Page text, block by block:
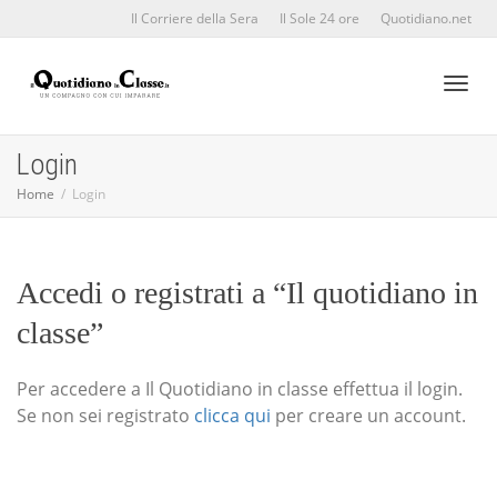
Il Corriere della Sera Il Sole 24 ore Quotidiano.net
Login
Home Login
Accedi o registrati a “Il quotidiano in
classe”
Per accedere a Il Quotidiano in classe effettua il login.
Se non sei registrato clicca qui per creare un account.